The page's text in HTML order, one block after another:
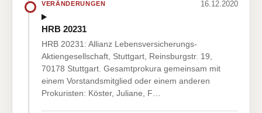
VERÄNDERUNGEN 16.12.2020
HRB 20231
HRB 20231: Allianz Lebensversicherungs-
Aktiengesellschaft, Stuttgart, Reinsburgstr. 19,
70178 Stuttgart. Gesamtprokura gemeinsam mit
einem Vorstandsmitglied oder einem anderen
Prokuristen: Köster, Juliane, F…